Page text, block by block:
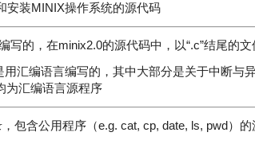
安装MINIX操作系统的源代码
写的，在minix2.0的源代码中，以“.c”结尾的
汇编语言编写的，其中大部分是关于中断与
为汇编语言源程序
包含公用程序（e.g. cat, cp, date, ls, pwd）的